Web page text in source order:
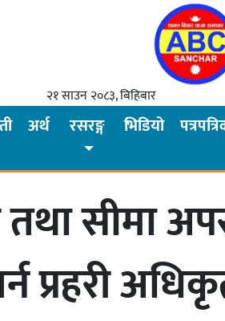
२१ साउन २०८३, बिहिबार
अर्थ रसरङ्ग भिडियो
सीमा
प्रहरी